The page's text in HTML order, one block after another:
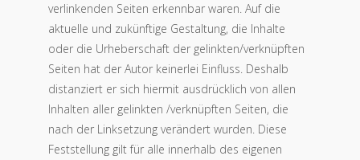
verlinkenden Seiten erkennbar waren. Auf die
aktuelle und zukünftige Gestaltung, die Inhalte
oder die Urheberschaft der gelinkten/verknüpften
Seiten hat der Autor keinerlei Einfluss. Deshalb
distanziert er sich hiermit ausdrücklich von allen
Inhalten aller gelinkten /verknüpften Seiten, die
nach der Linksetzung verändert wurden. Diese
Feststellung gilt für alle innerhalb des eigenen